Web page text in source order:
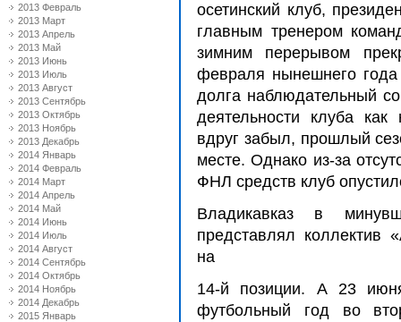
2013 Февраль
2013 Март
2013 Апрель
2013 Май
2013 Июнь
2013 Июль
2013 Август
2013 Сентябрь
2013 Октябрь
2013 Ноябрь
2013 Декабрь
2014 Январь
2014 Февраль
2014 Март
2014 Апрель
2014 Май
2014 Июнь
2014 Июль
2014 Август
2014 Сентябрь
2014 Октябрь
2014 Ноябрь
2014 Декабрь
2015 Январь
осетинский клуб,
главным тренером
зимним перерывом
февраля нынешнего года
долга наблюдательный
деятельности клуба
вдруг забыл, прошлый
месте. Однако из-за
ФНЛ средств клуб
Владикавказ в
представлял коллектив
на
14-й позиции. А 23
футбольный год во